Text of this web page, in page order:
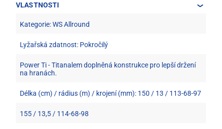
VLASTNOSTI
Kategorie: WS Allround
Lyžařská zdatnost: Pokročilý
Power Ti - Titanalem doplněná konstrukce pro lepší držení
na hranách.
Délka (cm) / rádius (m) / krojení (mm): 150 / 13 / 113-68-97
155 / 13,5 / 114-68-98